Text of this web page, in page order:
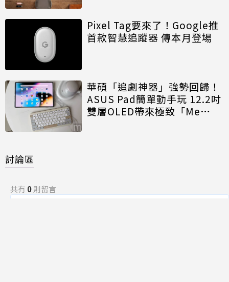
Pixel Tag要來了！Google推
首款智慧追蹤器 傳本月登場
華碩「追劇神器」強勢回歸！
ASUS Pad簡單動手玩 12.2吋
雙層OLED帶來極致「Me
討論區
共有 0則留言